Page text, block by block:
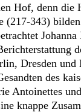
Hof, denn die
(217-343)
Dresden
des
Antoinettes
knappe